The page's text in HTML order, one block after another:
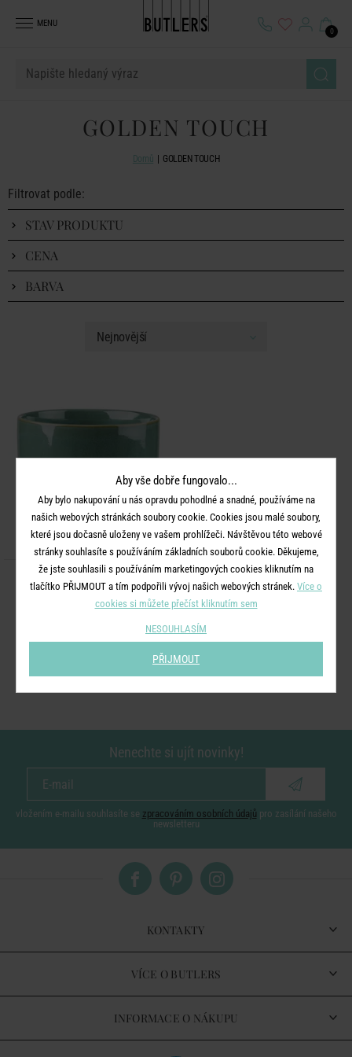
MENU
0
GOLDEN TOUCH
Domů GOLDEN TOUCH
Filtrovat podle:
STAV PRODUKTU
CENA
BARVA
GOLDEN TOUCH
Květináč 15 cm - pastelově
Nenechte si ujít novinky!
vložením e-mailu souhlasíte se zpracováním osobních údajů pro zasílání našeho
newsletteru
KONTAKTY
VÍCE O BUTLERS
INFORMACE O NÁKUPU
Aby vše dobře fungovalo...
Aby bylo nakupování u nás opravdu pohodlné a snadné, používáme na
našich webových stránkách soubory cookie. Cookies jsou malé soubory,
které jsou dočasně uloženy ve vašem prohlížeči. Návštěvou této webové
stránky souhlasíte s používáním základních souborů cookie. Děkujeme,
že jste souhlasili s používáním marketingových cookies kliknutím na
tlačítko PŘIJMOUT a tím podpořili vývoj našich webových stránek. Více o
cookies si můžete přečíst kliknutím sem
NESOUHLASÍM
PŘIJMOUT